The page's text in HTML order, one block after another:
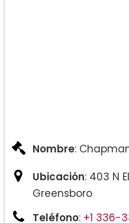
Nombre:
Ubicación: 403 N
Greensboro
Teléfono: +1 336-